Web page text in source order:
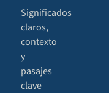
Significados
claros,
contexto
y
pasajes
clave